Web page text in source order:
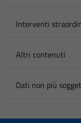
Interventi
Altri contenuti
Dati non più